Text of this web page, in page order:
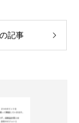
記事